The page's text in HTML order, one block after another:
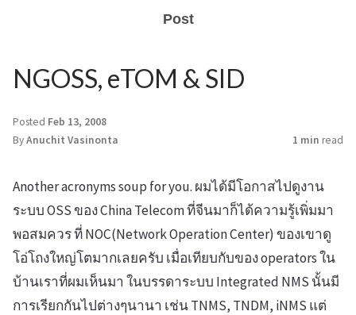
Post
NGOSS, eTOM & SID
Posted Feb 13, 2008
ByAnuchit Vasinonta 1 min read
Another acronyms soup for you. ผมได้มีโอกาสไปดูงาน
ระบบ OSS ของ China Telecom ที่จีนมาก็ได้ความรู้เพิ่มมา
พอสมควร ที่ NOC(Network Operation Center) ของเขาดู
โอ่โถงใหญ่โตมากเลยครับ เมื่อเทียบกับของ operators ใน
บ้านเราที่ผมเห็นมา ในบรรดาระบบ Integrated NMS นั้นมี
การเรียกกันไปต่างๆนานา เช่น TNMS, TNDM, iNMS แต่